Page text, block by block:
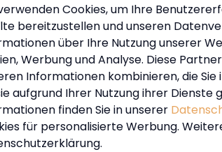
Anlagen an:
Apel
mittelalterliche Kloster und
über die Religions- und
Groningens.
Cookies, um Ihre
bereitzustellen und unseren
über Ihre Nutzung unserer
Werbung und Analyse. Diese
Informationen kombinieren, die
aufgrund Ihrer Nutzung ihrer
finden Sie in unserer
für personalisierte Werbung.